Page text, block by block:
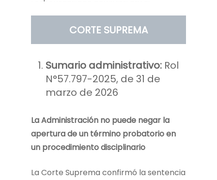
CORTE SUPREMA
Sumario administrativo: Rol
N°57.797-2025, de 31 de
marzo de 2026
La Administración no puede negar la
apertura de un término probatorio en
un procedimiento disciplinario
La Corte Suprema confirmó la sentencia